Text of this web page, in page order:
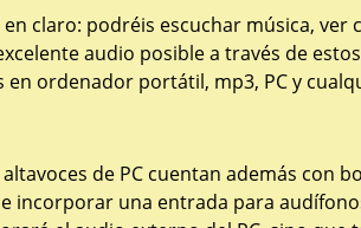
claro: podréis escuchar música,
audio posible a través de
en ordenador portátil, mp3, PC y
de PC cuentan además con
incorporar una entrada para